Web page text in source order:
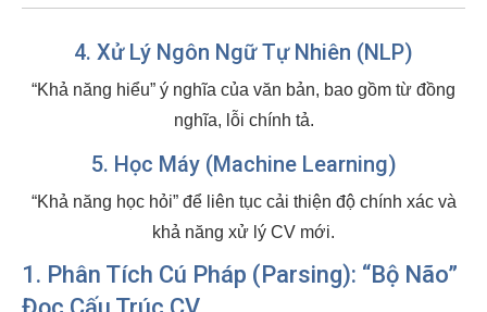
4. Xử Lý Ngôn Ngữ Tự Nhiên (NLP)
“Khả năng hiểu” ý nghĩa của văn bản, bao gồm từ đồng
nghĩa, lỗi chính tả.
5. Học Máy (Machine Learning)
“Khả năng học hỏi” để liên tục cải thiện độ chính xác và
khả năng xử lý CV mới.
1. Phân Tích Cú Pháp (Parsing): “Bộ Não”